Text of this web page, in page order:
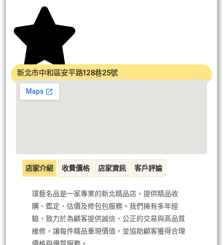
新北市中和區安平路128巷25號
店家介紹 收費價格 店家資訊 客戶評論
璞藝名品是一家專業的新北精品店，提供精品收
購、鑑定、估價及修包包服務。我們擁有多年經
驗，致力於為顧客提供誠信、公正的交易與高品質
維修，讓每件精品重現價值，並協助顧客獲得合理